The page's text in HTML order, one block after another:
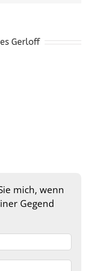
Gerloff
mich, wenn
Gegend